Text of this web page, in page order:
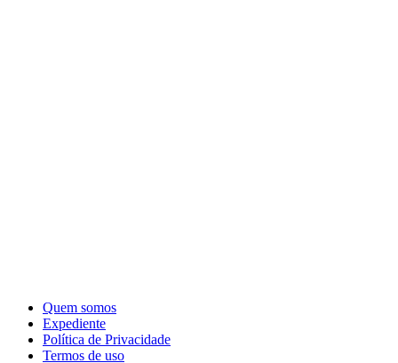
Quem somos
Expediente
Política de Privacidade
Termos de uso